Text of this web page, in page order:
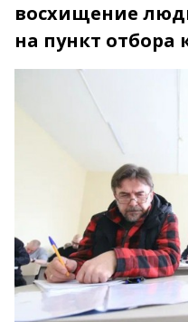
восхищение
на пункт отбора